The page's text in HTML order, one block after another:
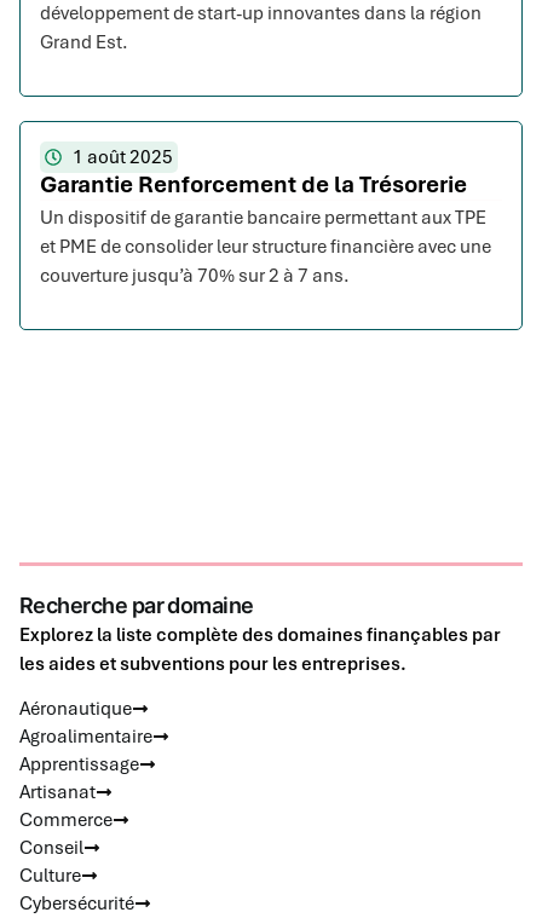
développement de start-up innovantes dans la région
Grand Est.
1 août 2025
Garantie Renforcement de la Trésorerie
Un dispositif de garantie bancaire permettant aux TPE
et PME de consolider leur structure financière avec une
couverture jusqu’à 70% sur 2 à 7 ans.
Recherche par domaine
Explorez la liste complète des domaines finançables par
les aides et subventions pour les entreprises.
Aéronautique
Agroalimentaire
Apprentissage
Artisanat
Commerce
Conseil
Culture
Cybersécurité